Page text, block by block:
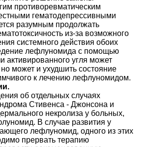
противоревматическим
гематодепрессивными
разумным продолжать
из-за возможного
системного действия обоих
лефлуномида с помощью
активированного угля может
но может и ухудшить состояние
к лечению лефлуномидом.
об отдельных случаях
Стивенса - Джонсона и
некролиза у больных,
В случае развития у
лефлуномид, одного из этих
прервать терапию